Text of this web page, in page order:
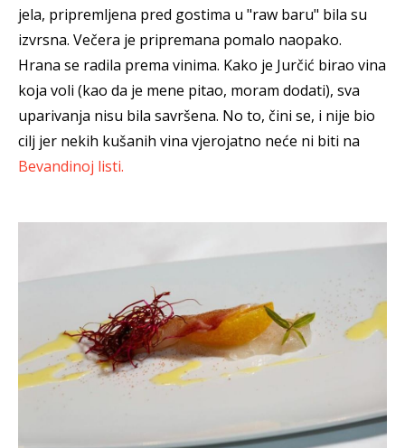
jela, pripremljena pred gostima u "raw baru" bila su
izvrsna. Večera je pripremana pomalo naopako.
Hrana se radila prema vinima. Kako je Jurčić birao vina
koja voli (kao da je mene pitao, moram dodati), sva
uparivanja nisu bila savršena. No to, čini se, i nije bio
cilj jer nekih kušanih vina vjerojatno neće ni biti na
Bevandinoj listi.